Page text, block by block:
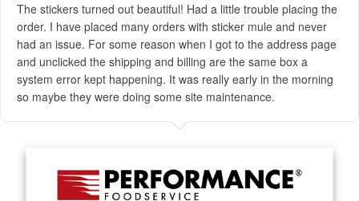
The stickers turned out beautiful! Had a little trouble placing the
order. I have placed many orders with sticker mule and never
had an issue. For some reason when I got to the address page
and unclicked the shipping and billing are the same box a
system error kept happening. It was really early in the morning
so maybe they were doing some site maintenance.